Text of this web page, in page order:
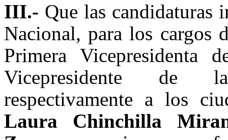
III.- Que las candidaturas
Nacional, para los cargos
Primera Vicepresidenta
Vicepresidente de
respectivamente a los
Laura Chinchilla